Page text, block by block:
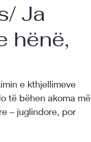
Ja
hënë,
e kthjellimeve
të bëhen akoma më
– juglindore, por